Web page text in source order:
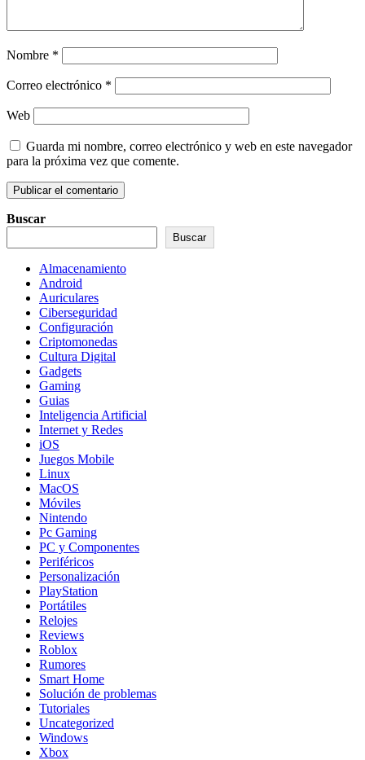
Nombre *
Correo electrónico *
Web
Guarda mi nombre, correo electrónico y web en este navegador
para la próxima vez que comente.
Buscar
Buscar
Almacenamiento
Android
Auriculares
Ciberseguridad
Configuración
Criptomonedas
Cultura Digital
Gadgets
Gaming
Guias
Inteligencia Artificial
Internet y Redes
iOS
Juegos Mobile
Linux
MacOS
Móviles
Nintendo
Pc Gaming
PC y Componentes
Periféricos
Personalización
PlayStation
Portátiles
Relojes
Reviews
Roblox
Rumores
Smart Home
Solución de problemas
Tutoriales
Uncategorized
Windows
Xbox